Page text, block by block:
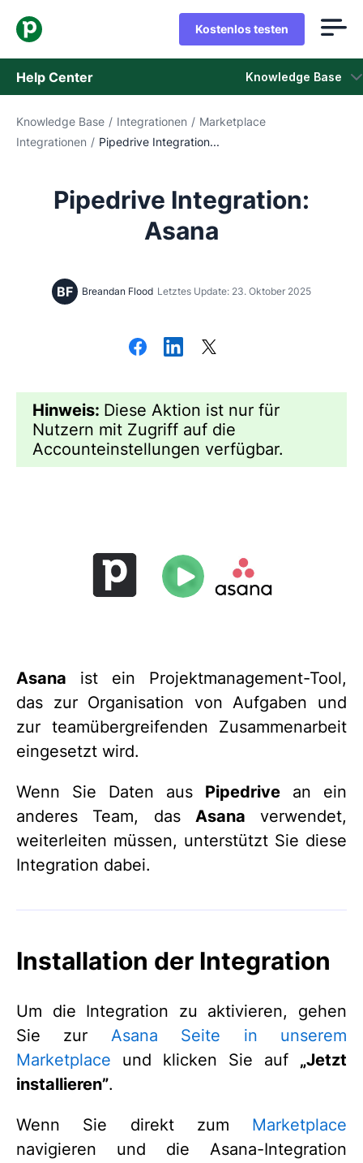
Kostenlos testen
Help Center Knowledge Base
Knowledge Base
Support kontaktieren
Knowledge Base / Integrationen / Marketplace
Integrationen / Pipedrive Integration...
Pipedrive Integration:
Asana
BF Breandan Flood Letztes Update: 23. Oktober 2025
Hinweis: Diese Aktion ist nur für
Nutzern mit Zugriff auf die
Accounteinstellungen verfügbar.
Asana ist ein Projektmanagement-Tool,
das zur Organisation von Aufgaben und
zur teamübergreifenden Zusammenarbeit
eingesetzt wird.
Wenn Sie Daten aus Pipedrive an ein
anderes Team, das Asana verwendet,
weiterleiten müssen, unterstützt Sie diese
Integration dabei.
Installation der Integration
Um die Integration zu aktivieren, gehen
Sie zur Asana Seite in unserem
Marketplace und klicken Sie auf „Jetzt
installieren”.
Wenn Sie direkt zum Marketplace
navigieren und die Asana-Integration